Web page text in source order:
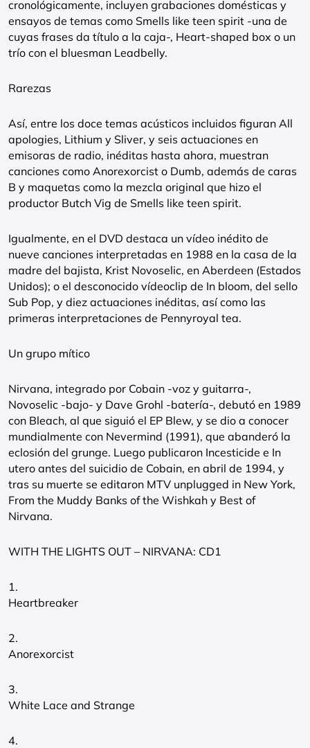
cronológicamente, incluyen grabaciones domésticas y
ensayos de temas como Smells like teen spirit -una de
cuyas frases da título a la caja-, Heart-shaped box o un
trío con el bluesman Leadbelly.
Rarezas
Así, entre los doce temas acústicos incluidos figuran All
apologies, Lithium y Sliver, y seis actuaciones en
emisoras de radio, inéditas hasta ahora, muestran
canciones como Anorexorcist o Dumb, además de caras
B y maquetas como la mezcla original que hizo el
productor Butch Vig de Smells like teen spirit.
Igualmente, en el DVD destaca un vídeo inédito de
nueve canciones interpretadas en 1988 en la casa de la
madre del bajista, Krist Novoselic, en Aberdeen (Estados
Unidos); o el desconocido vídeoclip de In bloom, del sello
Sub Pop, y diez actuaciones inéditas, así como las
primeras interpretaciones de Pennyroyal tea.
Un grupo mítico
Nirvana, integrado por Cobain -voz y guitarra-,
Novoselic -bajo- y Dave Grohl -batería-, debutó en 1989
con Bleach, al que siguió el EP Blew, y se dio a conocer
mundialmente con Nevermind (1991), que abanderó la
eclosión del grunge. Luego publicaron Incesticide e In
utero antes del suicidio de Cobain, en abril de 1994, y
tras su muerte se editaron MTV unplugged in New York,
From the Muddy Banks of the Wishkah y Best of
Nirvana.
WITH THE LIGHTS OUT – NIRVANA: CD1
1.
Heartbreaker
2.
Anorexorcist
3.
White Lace and Strange
4.